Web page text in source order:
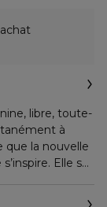
libre, toute-
à
que la nouvelle
Elle se
pourtant